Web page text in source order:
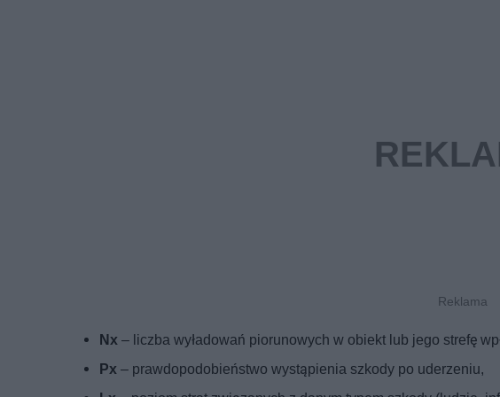
Nx – liczba wyładowań piorunowych w obiekt lub jego strefę
Px – prawdopodobieństwo wystąpienia szkody po uderzeniu,